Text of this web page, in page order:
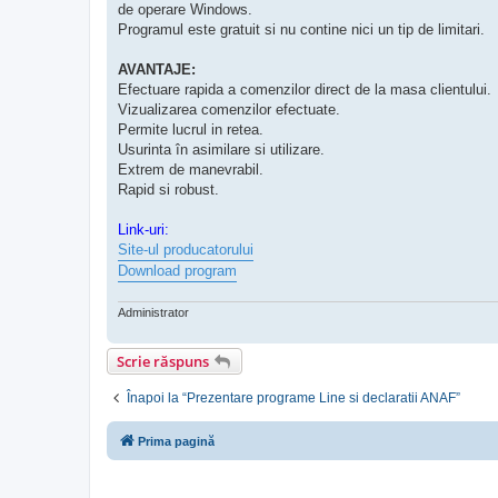
de operare Windows.
Programul este gratuit si nu contine nici un tip de limitari.
AVANTAJE:
Efectuare rapida a comenzilor direct de la masa clientului.
Vizualizarea comenzilor efectuate.
Permite lucrul in retea.
Usurinta în asimilare si utilizare.
Extrem de manevrabil.
Rapid si robust.
Link-uri:
Site-ul producatorului
Download program
Administrator
Scrie răspuns
Înapoi la “Prezentare programe Line si declaratii ANAF”
Prima pagină